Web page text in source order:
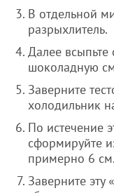
В отдельной
разрыхлитель.
Далее
шоколадную
Заверните
холодильник
По истечение
сформируйте
примерно 6 см.
Заверните эту